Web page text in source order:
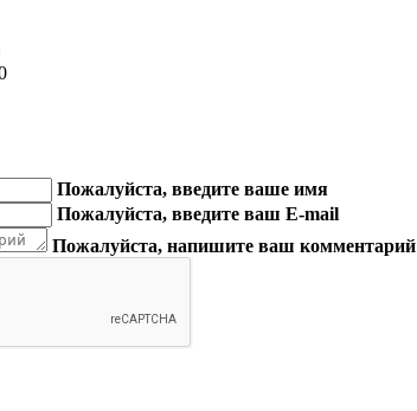
Пожалуйста, введите ваше имя
Пожалуйста, введите ваш E-mail
Пожалуйста, напишите ваш комментарий